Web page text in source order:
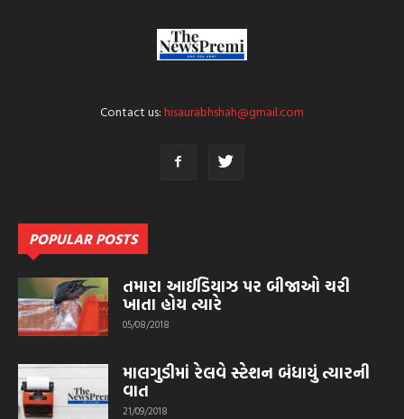
Contact us:hisaurabhshah@gmail.com
POPULAR POSTS
તમારા આઈડિયાઝ પર બીજાઓ ચરી
ખાતા હોય ત્યારે
05/08/2018
માલગુડીમાં રેલવે સ્ટેશન બંધાયું ત્યારની
વાત
21/09/2018